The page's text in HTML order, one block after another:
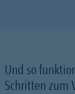
Und so
Schritten zum